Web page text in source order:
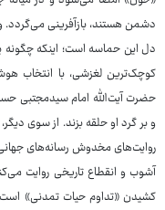
دشمن هستند، بازآفرینی می‌گردد.
دل این حماسه است؛ اینکه
کوچک‌ترین لغزشی، با انتخاب
حضرت آیت‌الله امام سیدمجتبی
و بر گرد او حلقه بزند. از سوی
روایت‌های مخدوش رسانه‌های
آشوب و انقطاع تاریخی روایت
کشیدن «تداوم حیات تمدنی»